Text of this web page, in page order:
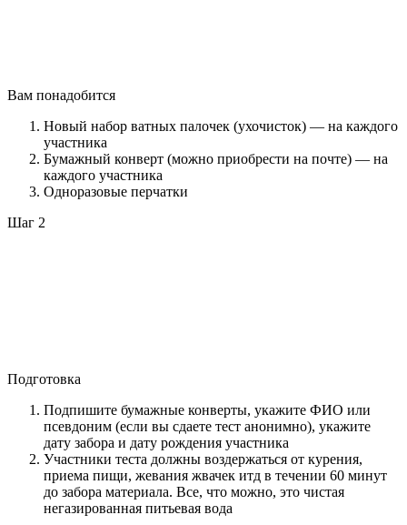
Вам понадобится
Новый набор ватных палочек (ухочисток) — на каждого
участника
Бумажный конверт (можно приобрести на почте) — на
каждого участника
Одноразовые перчатки
Шаг 2
Подготовка
Подпишите бумажные конверты, укажите ФИО или
псевдоним (если вы сдаете тест анонимно), укажите
дату забора и дату рождения участника
Участники теста должны воздержаться от курения,
приема пищи, жевания жвачек итд в течении 60 минут
до забора материала. Все, что можно, это чистая
негазированная питьевая вода